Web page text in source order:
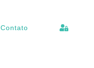
Contato